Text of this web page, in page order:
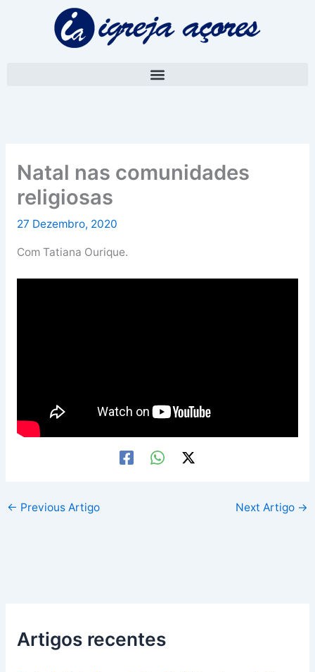
Natal nas comunidades
religiosas
27 Dezembro, 2020
Com Tatiana Ourique.
← Previous Artigo Next Artigo →
Artigos recentes